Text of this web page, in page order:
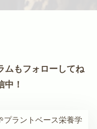
ムもフォローしてね
中！
プラントベース栄養学